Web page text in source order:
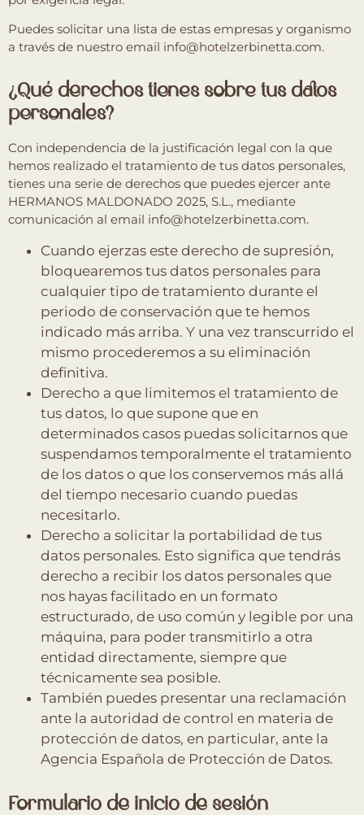
Puedes solicitar una lista de estas empresas y organismo
a través de nuestro email info@hotelzerbinetta.com.
¿Qué derechos tienes sobre tus datos
personales?
Con independencia de la justificación legal con la que
hemos realizado el tratamiento de tus datos personales,
tienes una serie de derechos que puedes ejercer ante
HERMANOS MALDONADO 2025, S.L., mediante
comunicación al email info@hotelzerbinetta.com.
Cuando ejerzas este derecho de supresión,
bloquearemos tus datos personales para
cualquier tipo de tratamiento durante el
periodo de conservación que te hemos
indicado más arriba. Y una vez transcurrido el
mismo procederemos a su eliminación
definitiva.
Derecho a que limitemos el tratamiento de
tus datos, lo que supone que en
determinados casos puedas solicitarnos que
suspendamos temporalmente el tratamiento
de los datos o que los conservemos más allá
del tiempo necesario cuando puedas
necesitarlo.
Derecho a solicitar la portabilidad de tus
datos personales. Esto significa que tendrás
derecho a recibir los datos personales que
nos hayas facilitado en un formato
estructurado, de uso común y legible por una
máquina, para poder transmitirlo a otra
entidad directamente, siempre que
técnicamente sea posible.
También puedes presentar una reclamación
ante la autoridad de control en materia de
protección de datos, en particular, ante la
Agencia Española de Protección de Datos.
Formulario de inicio de sesión